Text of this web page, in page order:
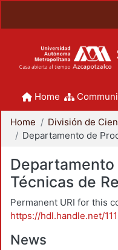
Home
Home
Técnicas de
Permanent URI for this
https://hdl.handle.net/
News